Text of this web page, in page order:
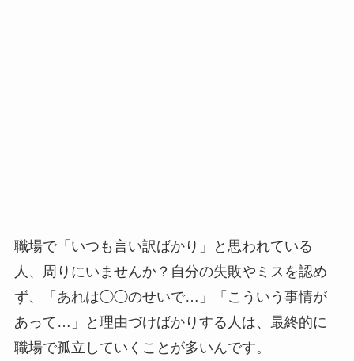
職場で「いつも言い訳ばかり」と思われている
人、周りにいませんか？自分の失敗やミスを認め
ず、「あれは◯◯のせいで…」「こういう事情が
あって…」と理由づけばかりする人は、最終的に
職場で孤立していくことが多いんです。